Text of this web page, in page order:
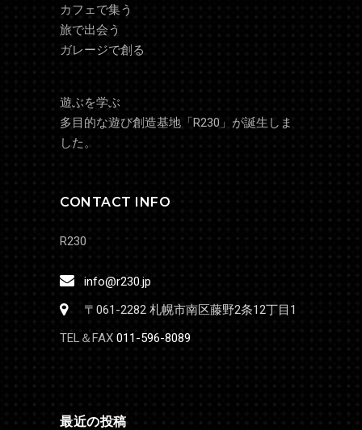
カフェで集う
旅で出会う
ガレージで創る
遊ぶを学ぶ
多目的な遊び創造基地「R230」が誕生しま
した。
CONTACT INFO
R230
info@r230.jp
〒061-2282 札幌市南区藤野2条12丁目1
TEL＆FAX 011-596-8089
最近の投稿